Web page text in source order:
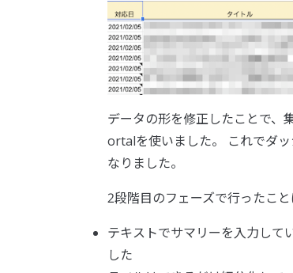
データの形を修正したことで、
ortalを使いました。 これでダ
なりました。
2段階目のフェーズで行ったこと
テキストでサマリーを入力して
した